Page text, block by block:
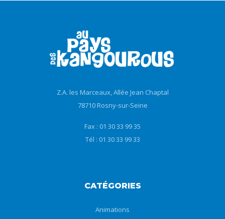
Z.A. les Marceaux, Allée Jean Chaptal
78710 Rosny-sur-Seine
Fax : 01 30 33 99 35
Tél : 01 30 33 99 33
CATÉGORIES
Animations